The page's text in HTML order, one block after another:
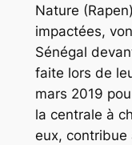
Nature
impactées,
Sénégal
faite lors de
mars 2019
la centrale à
eux,